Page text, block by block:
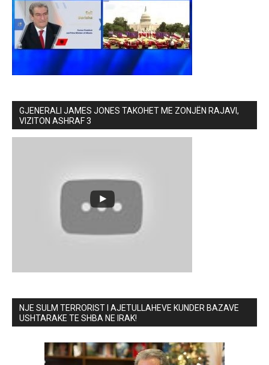
GJENERALI JAMES JONES TAKOHET ME ZONJËN RAJAVI,
VIZITON ASHRAF 3
NJE SULM TERRORIST I AJETULLAHEVE KUNDER BAZAVE
USHTARAKE TE SHBA NE IRAK!